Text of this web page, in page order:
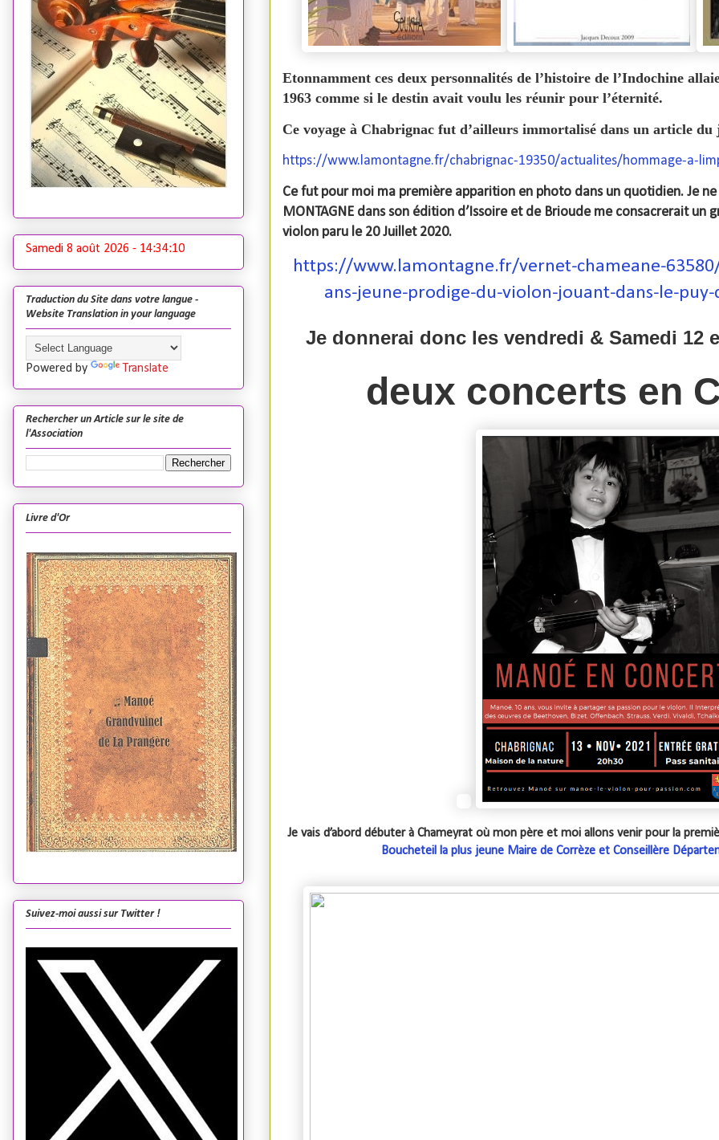
Etonnamment ces deux personnalités de l’histoire de l’Indochine
1963 comme si le destin avait voulu les réunir pour l’éternité.
Ce voyage à Chabrignac fut d’ailleurs immortalisé dans un article
https://www.lamontagne.fr/chabrignac-19350/actualites/hommage-a-
Ce fut pour moi ma première apparition en photo dans un quotidien. Je
MONTAGNE dans son édition d’Issoire et de Brioude me consacrerait un
violon paru le 20 Juillet 2020.
https://www.lamontagne.fr/vernet-chameane-
ans-jeune-prodige-du-violon-jouant-dans-le-
Je donnerai donc les vendredi & Samedi 12
deux concerts en
Je vais d’abord débuter à Chameyrat où mon père et moi allons venir pour la
Boucheteil la plus jeune Maire de Corrèze et Conseillère
Samedi 8 août 2026 - 14:34:12
Traduction du Site dans votre langue -
Website Translation in your language
Powered by Translate
Rechercher un Article sur le site de
l'Association
Livre d'Or
Suivez-moi aussi sur Twitter !